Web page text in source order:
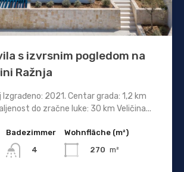
s izvrsnim pogledom na
Ražnja
Izgrađeno: 2021. Centar grada: 1,2 km
do zračne luke: 30 km Veličina...
Badezimmer
4
Wohnfläche (m²)
270 m²